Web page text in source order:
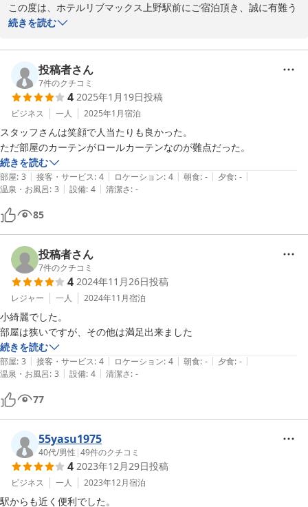
繁華街まで行く元気なし
仕方なくコンビニで食料購入
上野駅近でありがたかったです。
お部屋もお風呂もアメニティも価格も不満はありません
この度は、ホテルリブマックス上野駅前にご宿泊頂き、誠に有難う
御座います。
入谷口まっすぐ行くと2分くらいと思います。
道が迷って何分ほど時間かかることがございます。
この度大変申し訳ございません。
またのご利用を、心よりお待ち致しております。
ホテルリブマックス上野駅前　宿泊課
2024-02-16
続きを読む
投稿者さん
7件のクチコミ
4 2025年1月19日投稿
ビジネス 一人 2025年1月宿泊
スタッフさんは笑顔で人当たりも良かった。
ただ部屋のカーテンがロールカーテンなのが難点だった。
続きを読む
部屋: 3 | 接客・サービス: 4 | ロケーション: 4 | 朝食: - | 夕食: - |
温泉・お風呂: 3 | 設備: 4 | 清潔さ: -
85
投稿者さん
7件のクチコミ
4 2024年11月26日投稿
レジャー 一人 2024年11月宿泊
小綺麗でした。
続きを読む
部屋: 3 | 接客・サービス: 4 | ロケーション: 4 | 朝食: - | 夕食: - |
温泉・お風呂: 3 | 設備: 4 | 清潔さ: -
77
55yasu1975
40代/男性 |49件のクチコミ
4 2023年12月29日投稿
ビジネス 一人 2023年12月宿泊
駅からも近く便利でした。